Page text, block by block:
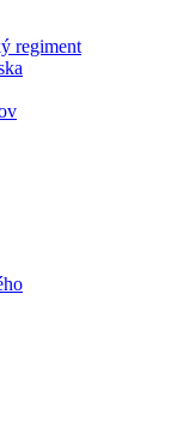
regiment